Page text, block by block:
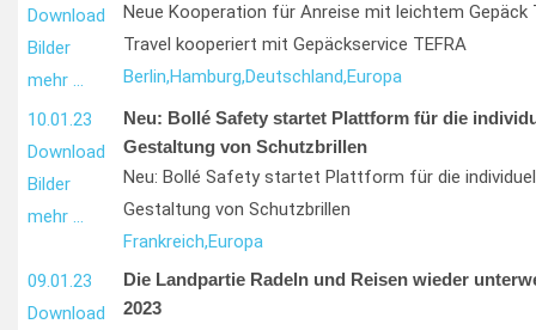
Download
Bilder
mehr …
Neue Kooperation für Anreise mit leichtem Gepäck
Travel kooperiert mit Gepäckservice TEFRA
Berlin,Hamburg,Deutschland,Europa
10.01.23
Download
Bilder
mehr …
Neu: Bollé Safety startet Plattform für die
Gestaltung von Schutzbrillen
Neu: Bollé Safety startet Plattform für die
Gestaltung von Schutzbrillen
Frankreich,Europa
09.01.23
Download
Die Landpartie Radeln und Reisen wieder
2023